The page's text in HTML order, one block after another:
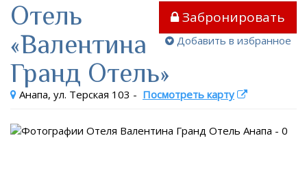
Забронировать
Добавить в избранное
Отель
«Валентина
Гранд Отель»
Анапа, ул. Терская 103 - Посмотреть карту